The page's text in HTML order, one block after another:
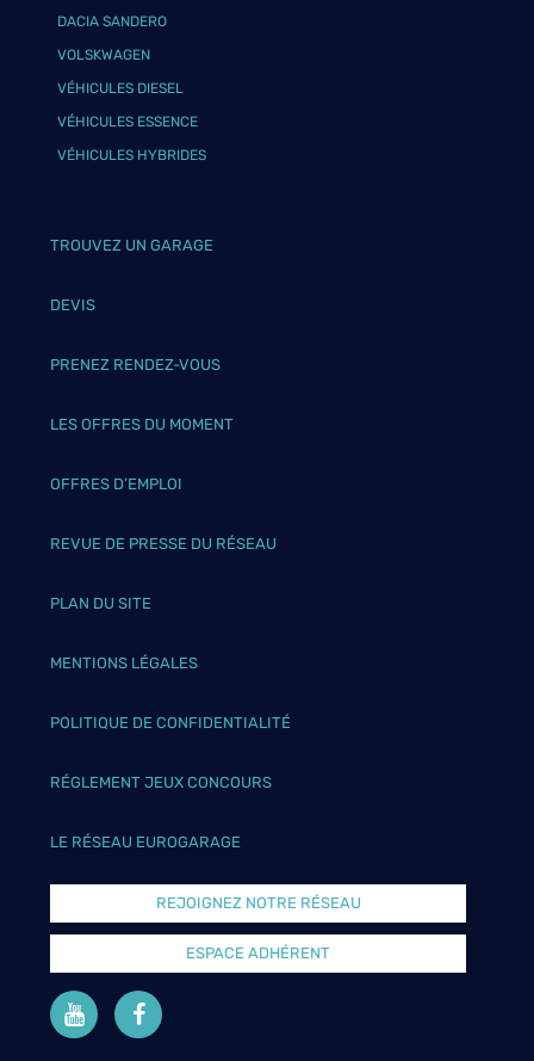
DACIA SANDERO
VOLSKWAGEN
VÉHICULES DIESEL
VÉHICULES ESSENCE
VÉHICULES HYBRIDES
TROUVEZ UN GARAGE
DEVIS
PRENEZ RENDEZ-VOUS
LES OFFRES DU MOMENT
OFFRES D’EMPLOI
REVUE DE PRESSE DU RÉSEAU
PLAN DU SITE
MENTIONS LÉGALES
POLITIQUE DE CONFIDENTIALITÉ
RÉGLEMENT JEUX CONCOURS
LE RÉSEAU EUROGARAGE
REJOIGNEZ NOTRE RÉSEAU
ESPACE ADHÉRENT